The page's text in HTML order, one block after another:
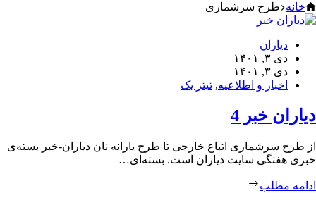
خانه طرح سرشماری
دیاران
دی ۳, ۱۴۰۱
دی ۳, ۱۴۰۱
اخبار و اطلاعیه, تیتر یک
دیاران خبر 4
از طرح سرشماری اتباع خارجی تا طرح یارانه نان دیاران-خبر بسته‌ی
خبری هفتگی سایت دیاران است. بسته‌ای…
ادامه مطلب